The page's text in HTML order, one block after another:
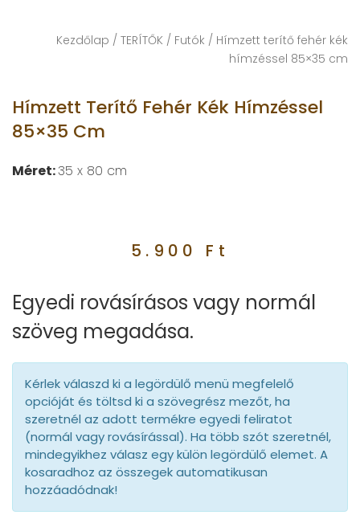
Kezdőlap / TERÍTŐK / Futók / Hímzett terítő fehér kék
hímzéssel 85×35 cm
Hímzett Terítő Fehér Kék Hímzéssel
85×35 Cm
Méret:35 x 80 cm
5.900 Ft
Egyedi rovásírásos vagy normál
szöveg megadása.
Kérlek válaszd ki a legördülő menü megfelelő
opcióját és töltsd ki a szövegrész mezőt, ha
szeretnél az adott termékre egyedi feliratot
(normál vagy rovásírással). Ha több szót szeretnél,
mindegyikhez válasz egy külön legördülő elemet. A
kosaradhoz az összegek automatikusan
hozzáadódnak!